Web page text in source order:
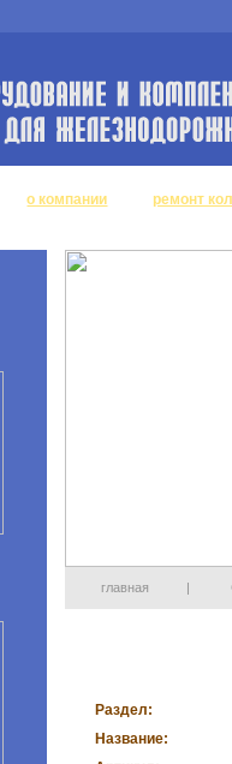
о компании ремонт
главная |
Раздел:
Название: